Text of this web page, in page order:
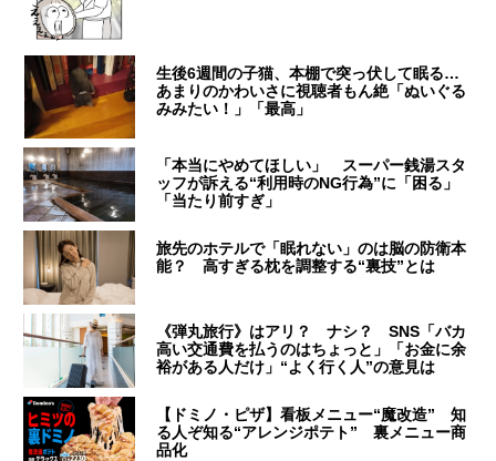
生後6週間の子猫、本棚で突っ伏して眠る…
あまりのかわいさに視聴者もん絶「ぬいぐる
みみたい！」「最高」
「本当にやめてほしい」 スーパー銭湯スタ
ッフが訴える“利用時のNG行為”に「困る」
「当たり前すぎ」
旅先のホテルで「眠れない」のは脳の防衛本
能？ 高すぎる枕を調整する“裏技”とは
《弾丸旅行》はアリ？ ナシ？ SNS「バカ
高い交通費を払うのはちょっと」「お金に余
裕がある人だけ」“よく行く人”の意見は
【ドミノ・ピザ】看板メニュー“魔改造” 知
る人ぞ知る“アレンジポテト” 裏メニュー商
品化